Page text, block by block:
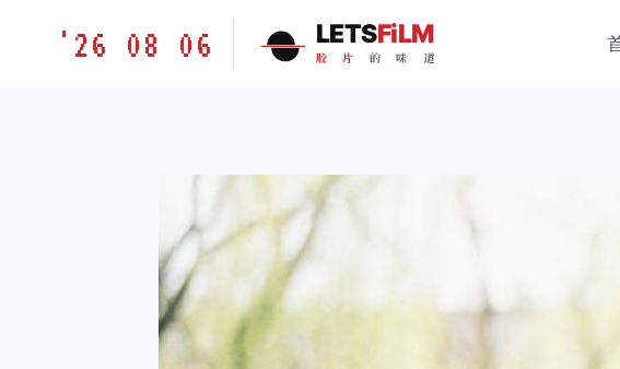
胶'26 08 06 LETSFiLM
胶 片 的 味 道